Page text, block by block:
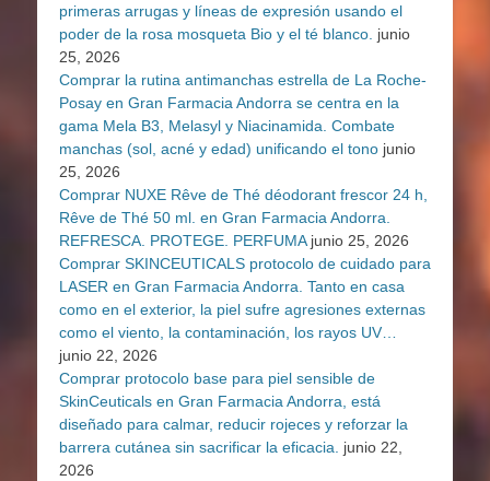
primeras arrugas y líneas de expresión usando el
poder de la rosa mosqueta Bio y el té blanco. junio
25, 2026
Comprar la rutina antimanchas estrella de La Roche-
Posay en Gran Farmacia Andorra se centra en la
gama Mela B3, Melasyl y Niacinamida. Combate
manchas (sol, acné y edad) unificando el tono junio
25, 2026
Comprar NUXE Rêve de Thé déodorant frescor 24 h,
Rêve de Thé 50 ml. en Gran Farmacia Andorra.
REFRESCA. PROTEGE. PERFUMA junio 25, 2026
Comprar SKINCEUTICALS protocolo de cuidado para
LASER en Gran Farmacia Andorra. Tanto en casa
como en el exterior, la piel sufre agresiones externas
como el viento, la contaminación, los rayos UV…
junio 22, 2026
Comprar protocolo base para piel sensible de
SkinCeuticals en Gran Farmacia Andorra, está
diseñado para calmar, reducir rojeces y reforzar la
barrera cutánea sin sacrificar la eficacia. junio 22,
2026